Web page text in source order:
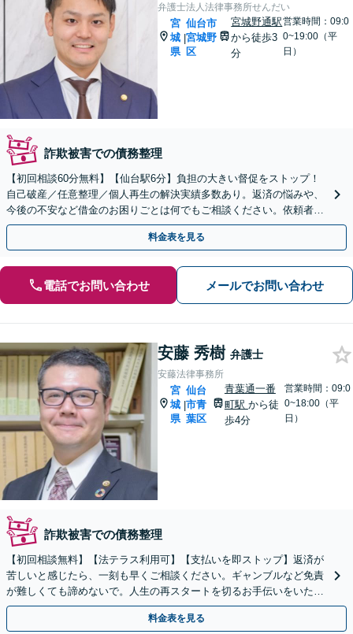
弁護士法人法律事務所せんだい
宮
城
県
|
仙台市
宮城野
区
宮城野通駅
から徒歩3
分
営業時間：09:0
0~19:00（平
日）
詐欺被害での債務整理
【初回相談60分無料】【仙台駅6分】負担の大きい督促をストップ！
自己破産／任意整理／個人再生の解決実績多数あり。返済の悩みや、
今後の不安など借金のお困りごとは何でもご相談ください。依頼者さ
まにとって最善の解決策をご提案します【土曜日も営業】
料金表を見る
電話でお問い合わせ メールでお問い合わせ
安藤 秀樹 弁護士
安藤法律事務所
宮
城
県
|
仙台
市青
葉区
青葉通一番
町駅 から徒
歩4分
営業時間：09:0
0~18:00（平
日）
詐欺被害での債務整理
【初回相談無料】【法テラス利用可】【支払いを即ストップ】返済が
苦しいと感じたら、一刻も早くご相談ください。ギャンブルなど免責
が難しくても諦めないで。人生の再スタートを切るお手伝いをいたし
ます「破産管財人の経験あり」【青葉通一番町駅4分】
料金表を見る